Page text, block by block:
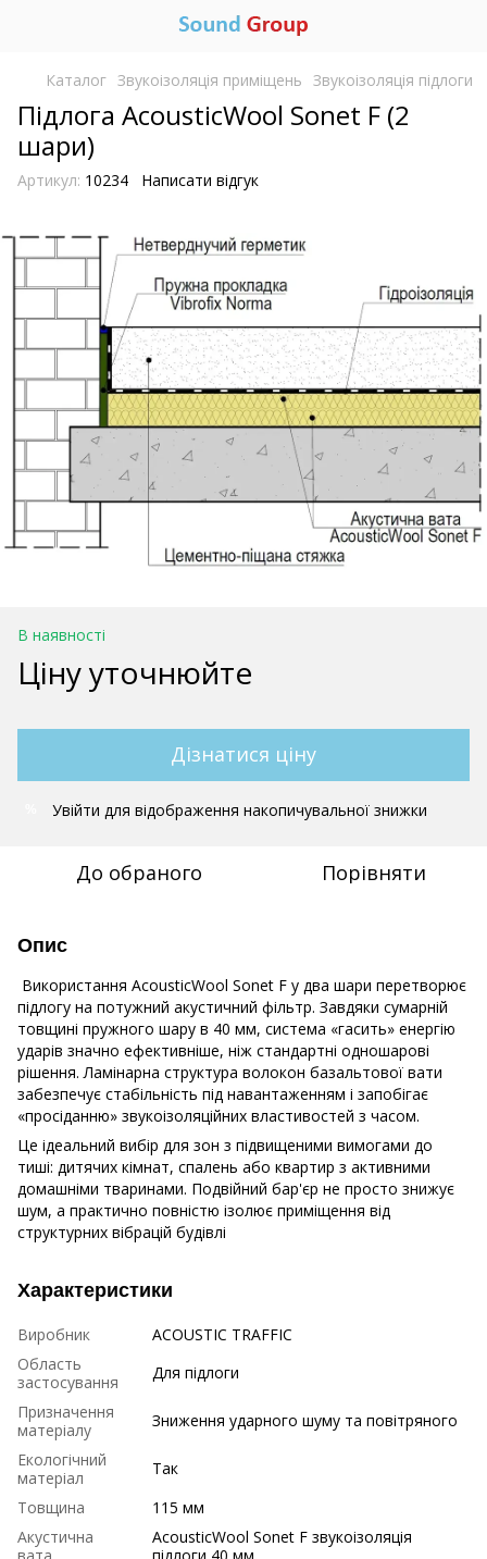
Каталог Звукоізоляція приміщень Звукоізоляція підлоги
Підлога AcousticWool Sonet F (2
шари)
Артикул: 10234 Написати відгук
В наявності
Ціну уточнюйте
Дізнатися ціну
Увійти для відображення накопичувальної знижки
До обраного Порівняти
Опис
Використання AcousticWool Sonet F у два шари перетворює
підлогу на потужний акустичний фільтр. Завдяки сумарній
товщині пружного шару в 40 мм, система «гасить» енергію
ударів значно ефективніше, ніж стандартні одношарові
рішення. Ламінарна структура волокон базальтової вати
забезпечує стабільність під навантаженням і запобігає
«просіданню» звукоізоляційних властивостей з часом.
Це ідеальний вибір для зон з підвищеними вимогами до
тиші: дитячих кімнат, спалень або квартир з активними
домашніми тваринами. Подвійний бар'єр не просто знижує
шум, а практично повністю ізолює приміщення від
структурних вібрацій будівлі
Характеристики
Виробник
ACOUSTIC TRAFFIC
Область
застосування
Для підлоги
Призначення
матеріалу
Зниження ударного шуму та повітряного
Екологічний
матеріал
Так
Товщина
115 мм
Акустична
вата
AcousticWool Sonet F звукоізоляція
підлоги 40 мм.